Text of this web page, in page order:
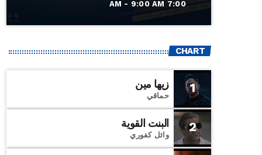
7:00 AM - 9:00 AM
CHART
1 زيها مين
حماقي
2 البنت القوية
وائل كفوري